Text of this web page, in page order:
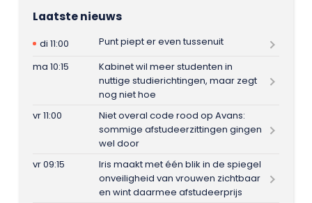
Laatste nieuws
di 11:00
Punt piept er even tussenuit
ma 10:15
Kabinet wil meer studenten in
nuttige studierichtingen, maar zegt
nog niet hoe
vr 11:00
Niet overal code rood op Avans:
sommige afstudeerzittingen gingen
wel door
vr 09:15
Iris maakt met één blik in de spiegel
onveiligheid van vrouwen zichtbaar
en wint daarmee afstudeerprijs